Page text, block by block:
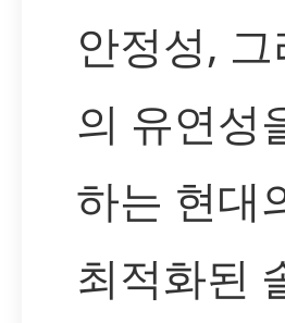
안정성,
의 유연성
하는 현대
최적화된